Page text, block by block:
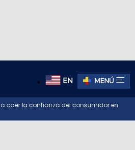
EN MENÚ
caer la confianza del consumidor en